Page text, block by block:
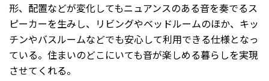
形、配置などが変化してもニュアンスのある音を奏でるス
ピーカーを生みし、リビングやベッドルームのほか、キッ
チンやバスルームなどでも安心して利用できる仕様となっ
ている。住まいのどこにいても音が楽しめる暮らしを実現
させてくれる。